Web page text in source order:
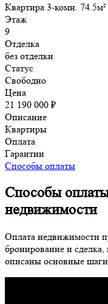
Квартира 3-комн. 74.5м²
Этаж
9
Отделка
без отделки
Статус
Свободно
Цена
21 190 000 ₽
Описание
Квартиры
Оплата
Гарантии
Способы оплаты
Способы
недвижимости
Оплата недвижимости
бронирование и сделка,
описаны основные шаги